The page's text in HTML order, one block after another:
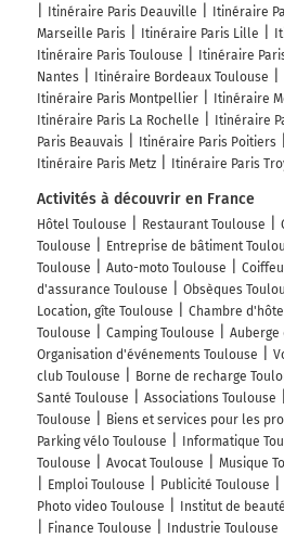
la Méditerranée et
Continuer Port Saint-
515 km
Continuer Port Saint-
Port Saint-Étienne
516 km
Tourner à droite sur Rue
continuer sur 200 mètres
Rue du Pont
516 km
Tourner à gauche sur Rue
continuer sur 180 mètres
516 km
Continuer Rue
516 km
Itinéraire Paris Deauville
Itinéraire
Marseille Paris
Itinéraire Paris Lille
Itinéraire Paris Toulouse
Itinéraire
Nantes
Itinéraire Bordeaux Toulouse
Itinéraire Paris Montpellier
Itinéraire
Itinéraire Paris La Rochelle
Itinéraire
Paris Beauvais
Itinéraire Paris Poitiers
Itinéraire Paris Metz
Itinéraire Paris
Activités à découvrir en France
Hôtel Toulouse Restaurant Toulouse
Toulouse
Entreprise de bâtiment
Toulouse
Auto-moto Toulouse
d'assurance Toulouse
Obsèques
Location, gîte Toulouse
Chambre
Toulouse
Camping Toulouse
Auberge
Organisation d'événements Toulouse
club Toulouse
Borne de recharge
Santé Toulouse
Associations Toulouse
Toulouse
Biens et services pour les
Parking vélo Toulouse
Informatique
Toulouse
Avocat Toulouse Musique
Emploi Toulouse
Publicité Toulouse
Photo video Toulouse
Institut de
Finance Toulouse
Industrie Toulouse